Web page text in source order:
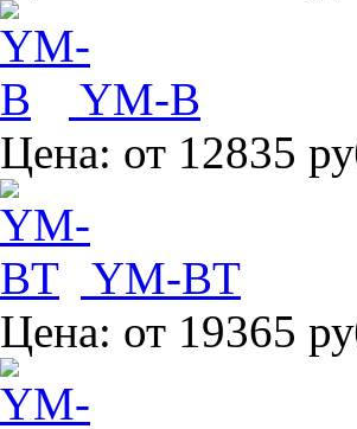
YM-B
Цена: от 12835
YM-BT
Цена: от 19365